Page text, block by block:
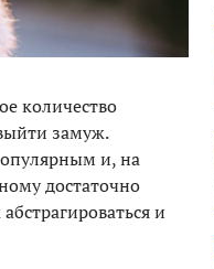
количество
замуж.
и, на
достаточно
и